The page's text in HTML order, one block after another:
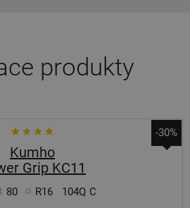
produkty
-30%
Kumho
Grip KC11
80 R16 104Q C